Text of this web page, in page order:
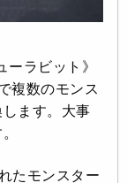
ーラビット》
複数のモンス
ます。大事
たモンスター